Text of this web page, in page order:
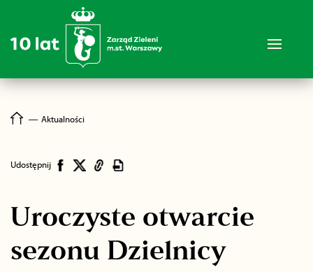
― Aktualności
Udostępnij
Uroczyste otwarcie
sezonu Dzielnicy